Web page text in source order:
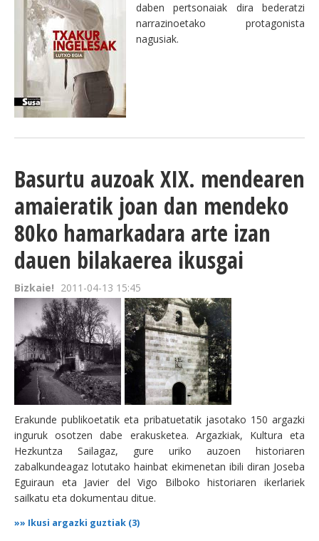
daben pertsonaiak dira bederatzi
narrazinoetako protagonista
nagusiak.
Basurtu auzoak XIX. mendearen
amaieratik joan dan mendeko
80ko hamarkadara arte izan
dauen bilakaerea ikusgai
Bizkaie! 2011-04-13 15:45
Erakunde publikoetatik eta pribatuetatik jasotako 150 argazki
inguruk osotzen dabe erakusketea. Argazkiak, Kultura eta
Hezkuntza Sailagaz, gure uriko auzoen historiaren
zabalkundeagaz lotutako hainbat ekimenetan ibili diran Joseba
Eguiraun eta Javier del Vigo Bilboko historiaren ikerlariek
sailkatu eta dokumentau ditue.
»» Ikusi argazki guztiak (3)